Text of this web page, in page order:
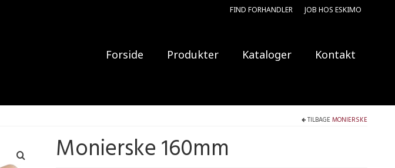
FIND FORHANDLER JOB HOS ESKIMO
Forside Produkter Kataloger Kontakt
TILBAGEMONIERSKE
Monierske 160mm